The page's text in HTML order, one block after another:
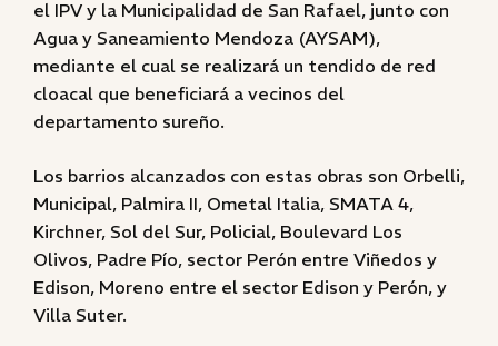
el IPV y la Municipalidad de San Rafael, junto con
Agua y Saneamiento Mendoza (AYSAM),
mediante el cual se realizará un tendido de red
cloacal que beneficiará a vecinos del
departamento sureño.
Los barrios alcanzados con estas obras son Orbelli,
Municipal, Palmira II, Ometal Italia, SMATA 4,
Kirchner, Sol del Sur, Policial, Boulevard Los
Olivos, Padre Pío, sector Perón entre Viñedos y
Edison, Moreno entre el sector Edison y Perón, y
Villa Suter.